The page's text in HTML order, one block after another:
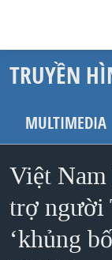
dẫn
truy
cập
dung
chính
Tới
TRANG CHỦ
VIỆT NAM
HOA KỲ
BIỂN ĐÔNG
THẾ GIỚI
BLOG
TRUYỀN
MULTIMEDIA
Việt
trợ người
‘khủng